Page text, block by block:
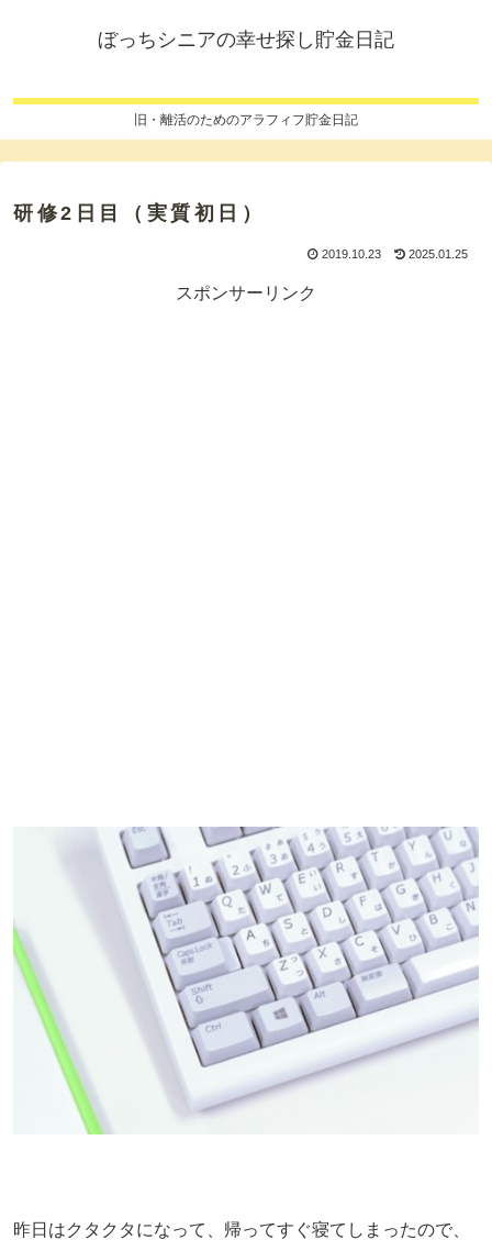
ぼっちシニアの幸せ探し貯金日記
旧・離活のためのアラフィフ貯金日記
研修2日目（実質初日）
2019.10.23 2025.01.25
スポンサーリンク
昨日はクタクタになって、帰ってすぐ寝てしまったので、